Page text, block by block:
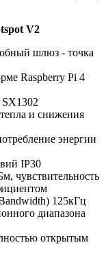
V2
шлюз - точка
Raspberry Pi 4
и снижения
энергии
IP30
чувствительность
125кГц
диапазона
открытым